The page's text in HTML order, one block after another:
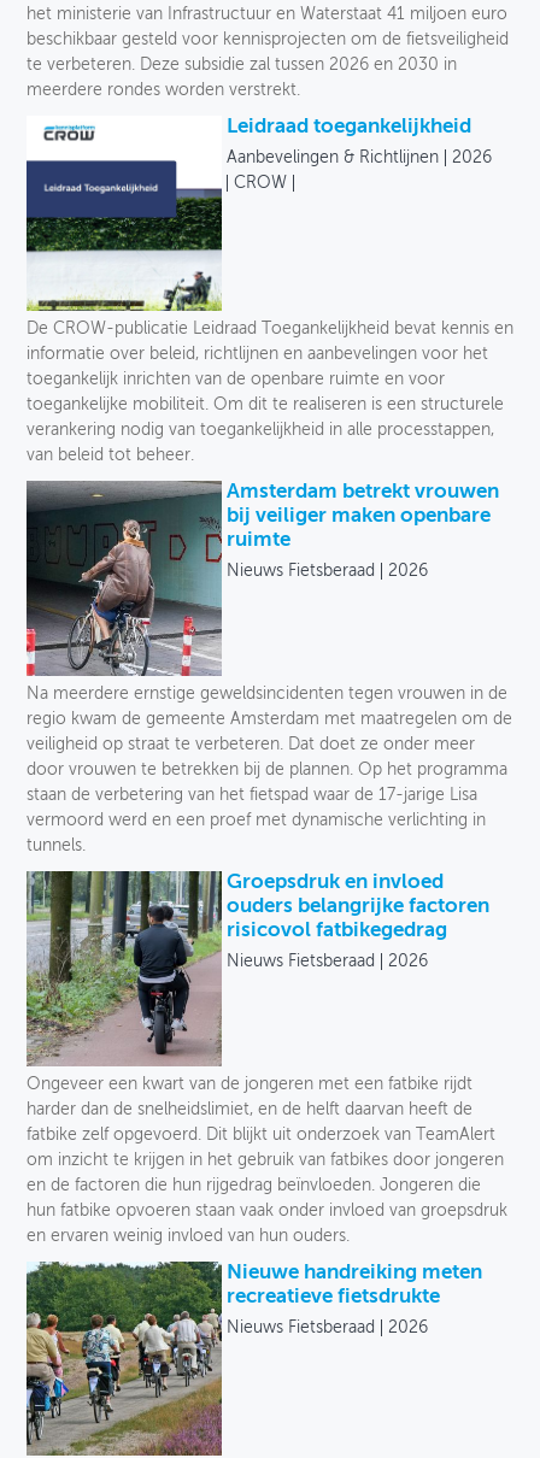
het ministerie van Infrastructuur en Waterstaat 41 miljoen euro
beschikbaar gesteld voor kennisprojecten om de fietsveiligheid
te verbeteren. Deze subsidie zal tussen 2026 en 2030 in
meerdere rondes worden verstrekt.
Leidraad toegankelijkheid
Aanbevelingen & Richtlijnen
2026
CROW
De CROW-publicatie Leidraad Toegankelijkheid bevat kennis en
informatie over beleid, richtlijnen en aanbevelingen voor het
toegankelijk inrichten van de openbare ruimte en voor
toegankelijke mobiliteit. Om dit te realiseren is een structurele
verankering nodig van toegankelijkheid in alle processtappen,
van beleid tot beheer.
Amsterdam betrekt vrouwen
bij veiliger maken openbare
ruimte
Nieuws Fietsberaad 2026
Na meerdere ernstige geweldsincidenten tegen vrouwen in de
regio kwam de gemeente Amsterdam met maatregelen om de
veiligheid op straat te verbeteren. Dat doet ze onder meer
door vrouwen te betrekken bij de plannen. Op het programma
staan de verbetering van het fietspad waar de 17-jarige Lisa
vermoord werd en een proef met dynamische verlichting in
tunnels.
Groepsdruk en invloed
ouders belangrijke factoren
risicovol fatbikegedrag
Nieuws Fietsberaad 2026
Ongeveer een kwart van de jongeren met een fatbike rijdt
harder dan de snelheidslimiet, en de helft daarvan heeft de
fatbike zelf opgevoerd. Dit blijkt uit onderzoek van TeamAlert
om inzicht te krijgen in het gebruik van fatbikes door jongeren
en de factoren die hun rijgedrag beïnvloeden. Jongeren die
hun fatbike opvoeren staan vaak onder invloed van groepsdruk
en ervaren weinig invloed van hun ouders.
Nieuwe handreiking meten
recreatieve fietsdrukte
Nieuws Fietsberaad 2026